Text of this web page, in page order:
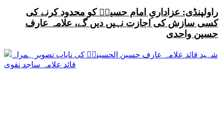
راولپنڈی: عزاداریِ امام حسینؑ کو محدود کرنے کی
کسی سازش کی اجازت نہیں دیں گے، علامہ عارف
حسین واحدی